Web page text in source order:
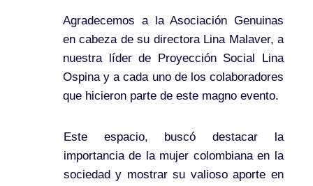
Agradecemos a la Asociación Genuinas
en cabeza de su directora Lina Malaver, a
nuestra líder de Proyección Social Lina
Ospina y a cada uno de los colaboradores
que hicieron parte de este magno evento.
Este espacio, buscó destacar la
importancia de la mujer colombiana en la
sociedad y mostrar su valioso aporte en